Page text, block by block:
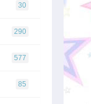
30
290
577
85